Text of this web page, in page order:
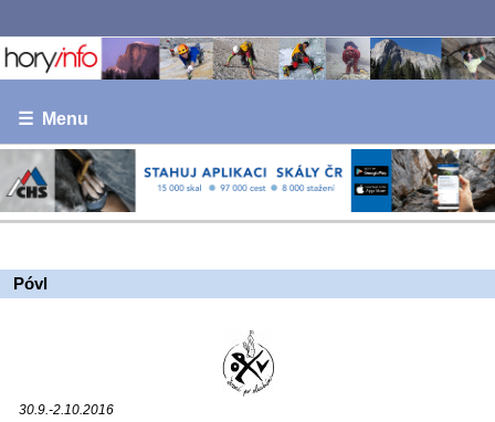
☰ Menu
Póvl
30.9.-2.10.2016